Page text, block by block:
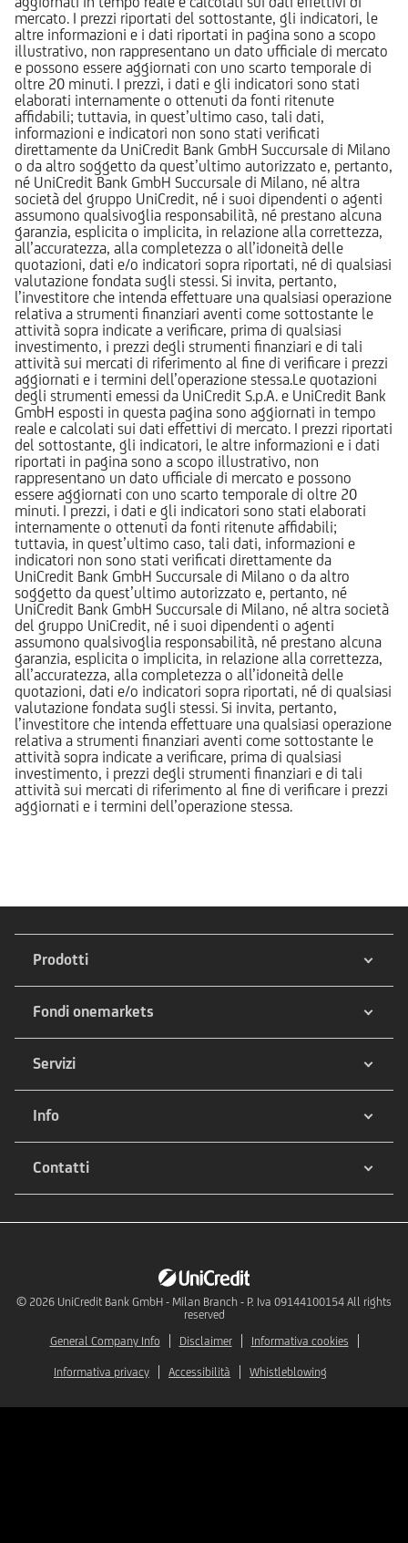
mercato. I prezzi riportati del sottostante, gli indicatori, le
altre informazioni e i dati riportati in pagina sono a scopo
illustrativo, non rappresentano un dato ufficiale di mercato
e possono essere aggiornati con uno scarto temporale di
oltre 20 minuti. I prezzi, i dati e gli indicatori sono stati
elaborati internamente o ottenuti da fonti ritenute
affidabili; tuttavia, in quest’ultimo caso, tali dati,
informazioni e indicatori non sono stati verificati
direttamente da UniCredit Bank GmbH Succursale di Milano
o da altro soggetto da quest’ultimo autorizzato e, pertanto,
né UniCredit Bank GmbH Succursale di Milano, né altra
società del gruppo UniCredit, né i suoi dipendenti o agenti
assumono qualsivoglia responsabilità, né prestano alcuna
garanzia, esplicita o implicita, in relazione alla correttezza,
all’accuratezza, alla completezza o all’idoneità delle
quotazioni, dati e/o indicatori sopra riportati, né di qualsiasi
valutazione fondata sugli stessi. Si invita, pertanto,
l’investitore che intenda effettuare una qualsiasi operazione
relativa a strumenti finanziari aventi come sottostante le
attività sopra indicate a verificare, prima di qualsiasi
investimento, i prezzi degli strumenti finanziari e di tali
attività sui mercati di riferimento al fine di verificare i prezzi
aggiornati e i termini dell’operazione stessa.Le quotazioni
degli strumenti emessi da UniCredit S.p.A. e UniCredit Bank
GmbH esposti in questa pagina sono aggiornati in tempo
reale e calcolati sui dati effettivi di mercato. I prezzi riportati
del sottostante, gli indicatori, le altre informazioni e i dati
riportati in pagina sono a scopo illustrativo, non
rappresentano un dato ufficiale di mercato e possono
essere aggiornati con uno scarto temporale di oltre 20
minuti. I prezzi, i dati e gli indicatori sono stati elaborati
internamente o ottenuti da fonti ritenute affidabili;
tuttavia, in quest’ultimo caso, tali dati, informazioni e
indicatori non sono stati verificati direttamente da
UniCredit Bank GmbH Succursale di Milano o da altro
soggetto da quest’ultimo autorizzato e, pertanto, né
UniCredit Bank GmbH Succursale di Milano, né altra società
del gruppo UniCredit, né i suoi dipendenti o agenti
assumono qualsivoglia responsabilità, né prestano alcuna
garanzia, esplicita o implicita, in relazione alla correttezza,
all’accuratezza, alla completezza o all’idoneità delle
quotazioni, dati e/o indicatori sopra riportati, né di qualsiasi
valutazione fondata sugli stessi. Si invita, pertanto,
l’investitore che intenda effettuare una qualsiasi operazione
relativa a strumenti finanziari aventi come sottostante le
attività sopra indicate a verificare, prima di qualsiasi
investimento, i prezzi degli strumenti finanziari e di tali
attività sui mercati di riferimento al fine di verificare i prezzi
aggiornati e i termini dell’operazione stessa.
Prodotti
Fondi onemarkets
Servizi
Info
Contatti
© 2026 UniCredit Bank GmbH - Milan Branch - P. Iva 09144100154 All rights
reserved
General Company Info
Disclaimer Informativa cookies
Informativa privacy Accessibilità Whistleblowing